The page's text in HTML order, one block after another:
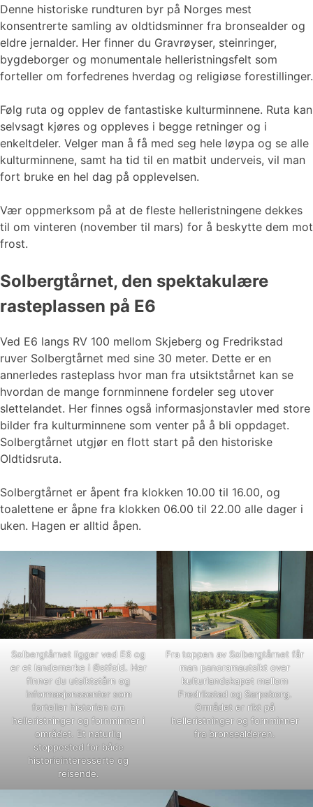
Denne historiske rundturen byr på Norges mest
konsentrerte samling av oldtidsminner fra bronsealder og
eldre jernalder. Her finner du Gravrøyser, steinringer,
bygdeborger og monumentale helleristningsfelt som
forteller om forfedrenes hverdag og religiøse forestillinger.
Følg ruta og opplev de fantastiske kulturminnene. Ruta kan
selvsagt kjøres og oppleves i begge retninger og i
enkeltdeler. Velger man å få med seg hele løypa og se alle
kulturminnene, samt ha tid til en matbit underveis, vil man
fort bruke en hel dag på opplevelsen.
Vær oppmerksom på at de fleste helleristningene dekkes
til om vinteren (november til mars) for å beskytte dem mot
frost.
Solbergtårnet, den spektakulære
rasteplassen på E6
Ved E6 langs RV 100 mellom Skjeberg og Fredrikstad
ruver Solbergtårnet med sine 30 meter. Dette er en
annerledes rasteplass hvor man fra utsiktstårnet kan se
hvordan de mange fornminnene fordeler seg utover
slettelandet. Her finnes også informasjonstavler med store
bilder fra kulturminnene som venter på å bli oppdaget.
Solbergtårnet utgjør en flott start på den historiske
Oldtidsruta.
Solbergtårnet er åpent fra klokken 10.00 til 16.00, og
toalettene er åpne fra klokken 06.00 til 22.00 alle dager i
uken. Hagen er alltid åpen.
Solbergtårnet ligger ved E6 og
er et landemerke i Østfold. Her
finner du utsiktstårn og
informasjonssenter som
forteller historien om
helleristninger og fornminner i
området. Et naturlig
stoppested for både
historieinteresserte og
reisende.
Fra toppen av Solbergtårnet får
man panoramautsikt over
kulturlandskapet mellom
Fredrikstad og Sarpsborg.
Området er rikt på
helleristninger og fornminner
fra bronsealderen.